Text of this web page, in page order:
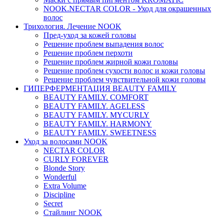
NOOK.NECTAR COLOR - Уход для окрашенных
волос
Трихология. Лечение NOOK
Пред-уход за кожей головы
Решение проблем выпадения волос
Решение проблем перхоти
Решение проблем жирной кожи головы
Решение проблем сухости волос и кожи головы
Решение проблем чувствительной кожи головы
ГИПЕРФЕРМЕНТАЦИЯ BEAUTY FAMILY
BEAUTY FAMILY. COMFORT
BEAUTY FAMILY. AGELESS
BEAUTY FAMILY. MYCURLY
BEAUTY FAMILY. HARMONY
BEAUTY FAMILY. SWEETNESS
Уход за волосами NOOK
NECTAR COLOR
CURLY FOREVER
Blonde Story
Wonderful
Extra Volume
Discipline
Secret
Стайлинг NOOK